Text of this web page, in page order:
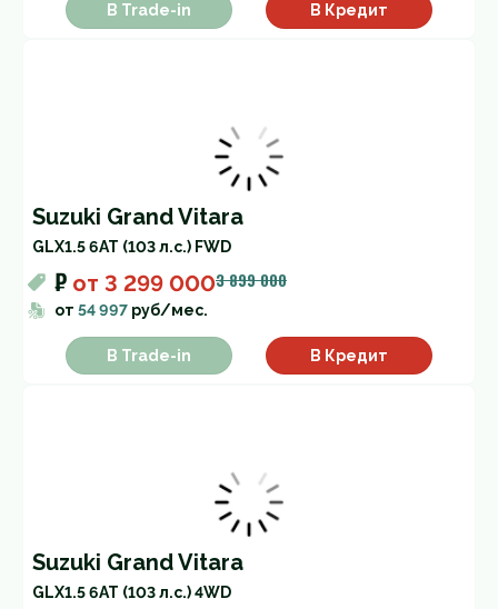
В Trade-in В Кредит
Suzuki Grand Vitara
GLX1.5 6AT (103 л.с.) FWD
₽ от 3 299 0003 899 000
от 54 997 руб/мес.
В Trade-in В Кредит
Suzuki Grand Vitara
GLX1.5 6AT (103 л.с.) 4WD